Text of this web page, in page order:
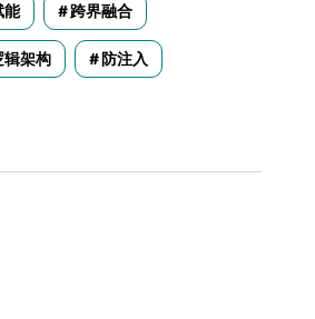
能 跨界融合
辑架构 防注入